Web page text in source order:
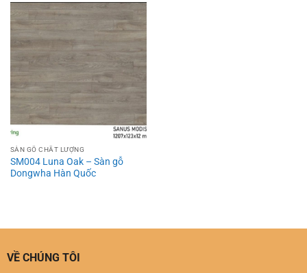
SÀN GỖ CHẤT LƯỢNG
SM004 Luna Oak – Sàn gỗ
Dongwha Hàn Quốc
VỀ CHÚNG TÔI